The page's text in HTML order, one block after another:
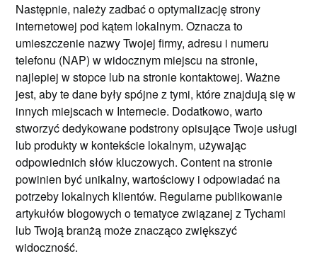
Następnie, należy zadbać o optymalizację strony
internetowej pod kątem lokalnym. Oznacza to
umieszczenie nazwy Twojej firmy, adresu i numeru
telefonu (NAP) w widocznym miejscu na stronie,
najlepiej w stopce lub na stronie kontaktowej. Ważne
jest, aby te dane były spójne z tymi, które znajdują się w
innych miejscach w Internecie. Dodatkowo, warto
stworzyć dedykowane podstrony opisujące Twoje usługi
lub produkty w kontekście lokalnym, używając
odpowiednich słów kluczowych. Content na stronie
powinien być unikalny, wartościowy i odpowiadać na
potrzeby lokalnych klientów. Regularne publikowanie
artykułów blogowych o tematyce związanej z Tychami
lub Twoją branżą może znacząco zwiększyć
widoczność.